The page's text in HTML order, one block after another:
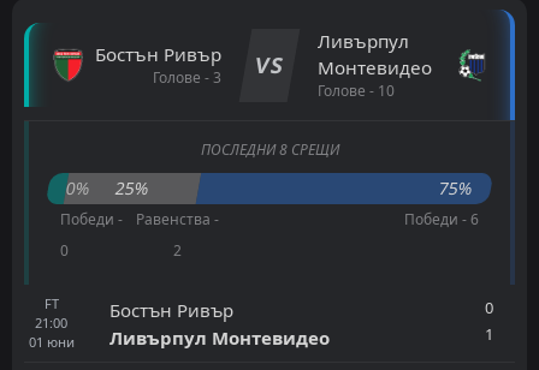
Бостън Ривър
Голове - 3 VS
Ливърпул
Монтевидео
Голове - 10
ПОСЛЕДНИ 8 СРЕЩИ
0% 25% 75%
Победи -
0
Равенства -
2
Победи - 6
FT
21:00
01 юни
Бостън Ривър
Ливърпул Монтевидео
0
1